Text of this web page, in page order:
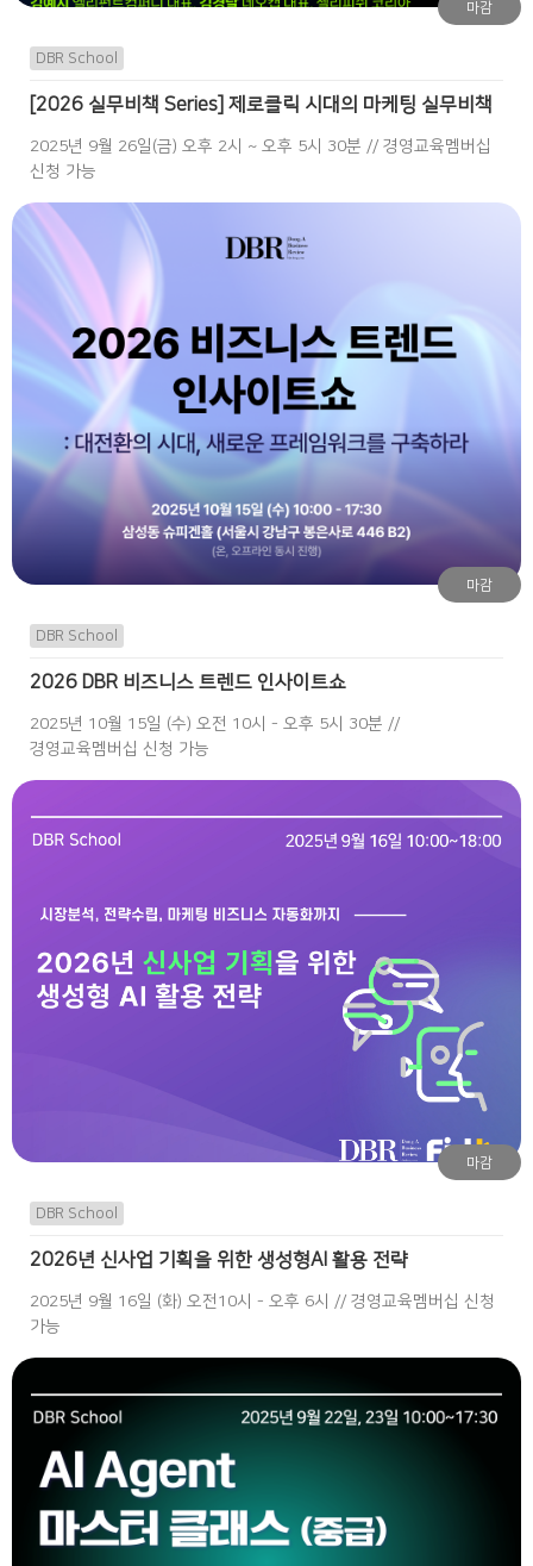
마감
DBR School
[2026 실무비책 Series] 제로클릭 시대의 마케팅 실무비책
2025년 9월 26일(금) 오후 2시 ~ 오후 5시 30분 // 경영교육멤버십
신청 가능
마감
DBR School
2026 DBR 비즈니스 트렌드 인사이트쇼
2025년 10월 15일 (수) 오전 10시 - 오후 5시 30분 //
경영교육멤버십 신청 가능
마감
DBR School
2026년 신사업 기획을 위한 생성형AI 활용 전략
2025년 9월 16일 (화) 오전10시 - 오후 6시 // 경영교육멤버십 신청
가능